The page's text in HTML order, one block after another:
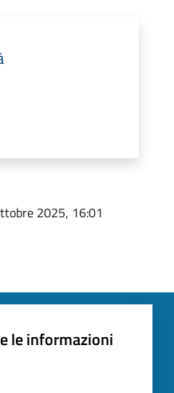
2025, 16:01
le informazioni